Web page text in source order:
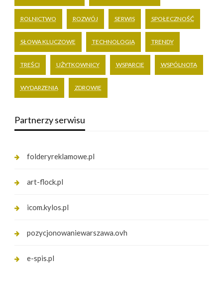
ROLNICTWO ROZWÓJ SERWIS SPOŁECZNOŚĆ
SŁOWA KLUCZOWE TECHNOLOGIA TRENDY
TREŚCI UŻYTKOWNICY WSPARCIE WSPÓLNOTA
WYDARZENIA ZDROWIE
Partnerzy serwisu
folderyreklamowe.pl
art-flock.pl
icom.kylos.pl
pozycjonowaniewarszawa.ovh
e-spis.pl